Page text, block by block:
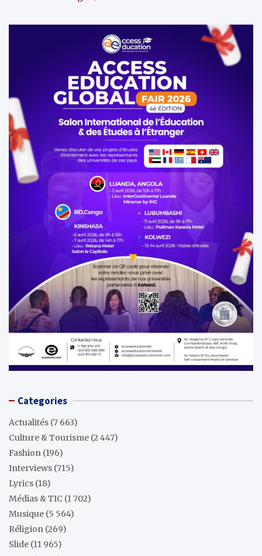
Categories
Actualités (7 663)
Culture & Tourisme (2 447)
Fashion (196)
Interviews (715)
Lyrics (18)
Médias & TIC (1 702)
Musique (5 564)
Réligion (269)
Slide (11 965)